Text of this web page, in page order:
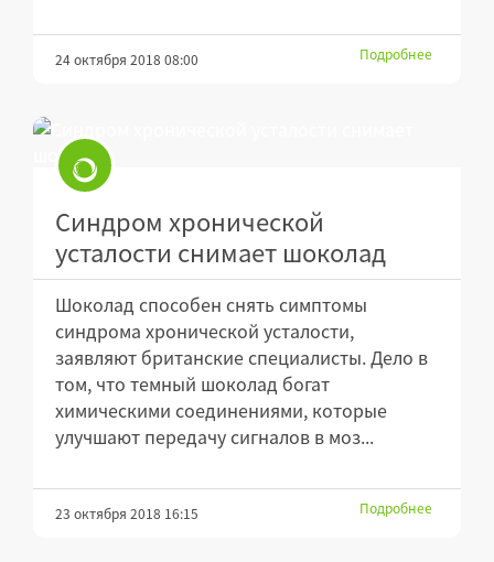
24 октября 2018 08:00 Подробнее
Синдром хронической
усталости снимает шоколад
Шоколад способен снять симптомы
синдрома хронической усталости,
заявляют британские специалисты. Дело в
том, что темный шоколад богат
химическими соединениями, которые
улучшают передачу сигналов в моз...
23 октября 2018 16:15 Подробнее